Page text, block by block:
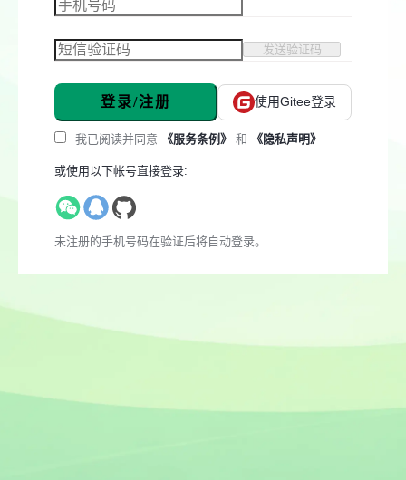
发送验证码
登录/注册 使用Gitee登录
我已阅读并同意 《服务条例》 和 《隐私声明》
或使用以下帐号直接登录:
未注册的手机号码在验证后将自动登录。